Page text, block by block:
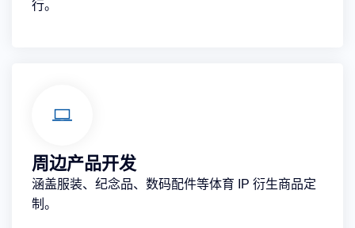
行。
周边产品开发
涵盖服装、纪念品、数码配件等体育 IP 衍生商品定
制。